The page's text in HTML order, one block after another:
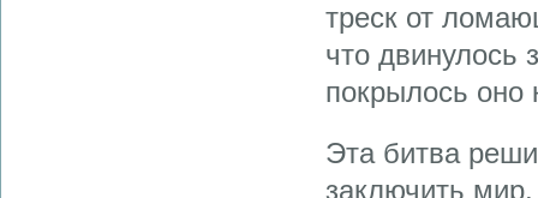
треск от
что двинулось
покрылось оно
Эта битва
заключить мир,